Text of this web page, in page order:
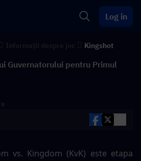
Log in
Kingshot
Guvernatorului pentru Primul
vs. Kingdom (KvK) este etapa